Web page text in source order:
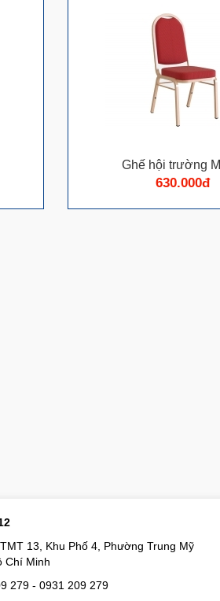
Ghế hội trường
630.000đ
13, Khu Phố 4, Phường Trung Mỹ
Chí Minh
279 - 0931 209 279